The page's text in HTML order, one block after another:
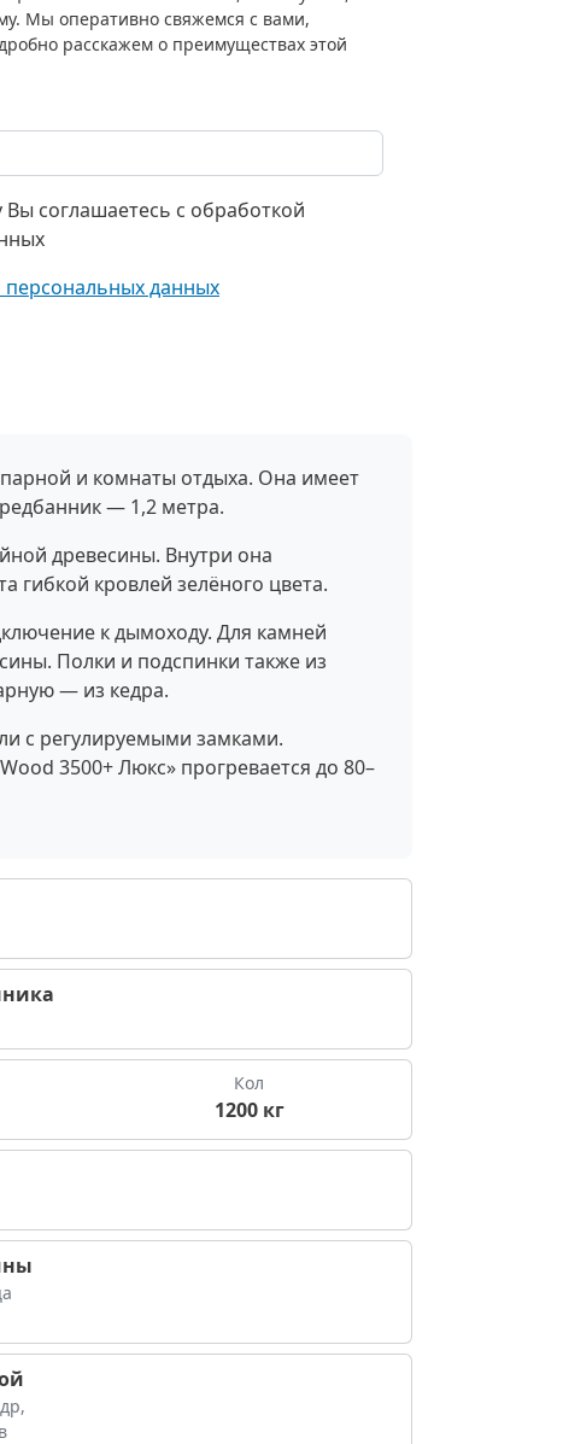
Мы оперативно свяжемся с вами,
расскажем о преимуществах этой
соглашаетесь с обработкой
данных
парной и комнаты отдыха. Она имеет
— 1,2 метра.
древесины. Внутри она
гибкой кровлей зелёного цвета.
к дымоходу. Для камней
Полки и подспинки также из
— из кедра.
с регулируемыми замками.
3500+ Люкс» прогревается до 80–
Кол
1200 кг